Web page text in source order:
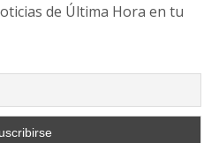
de Última Hora en tu